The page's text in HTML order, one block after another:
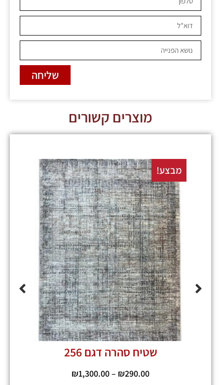
שליחה
מוצרים קשורים
מבצע!
שטיח סהרה דגם 256
₪290.00
–
₪1,300.00